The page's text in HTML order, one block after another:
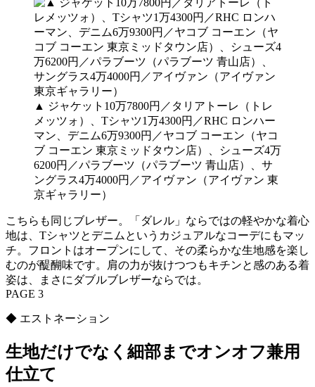
▲ ジャケット10万7800円／タリアトーレ（トレ
メッツォ）、Tシャツ1万4300円／RHC ロンハー
マン、デニム6万9300円／ヤコブ コーエン（ヤコ
ブ コーエン 東京ミッドタウン店）、シューズ4万
6200円／パラブーツ（パラブーツ 青山店）、サ
ングラス4万4000円／アイヴァン（アイヴァン 東
京ギャラリー）
こちらも同じブレザー。「ダレル」ならではの軽やかな着心
地は、Tシャツとデニムというカジュアルなコーデにもマッ
チ。フロントはオープンにして、その柔らかな生地感を楽し
むのが醍醐味です。肩の力が抜けつつもキチンと感のある着
姿は、まさにダブルブレザーならでは。
PAGE 3
◆ エストネーション
生地だけでなく細部までオンオフ兼用
仕立て